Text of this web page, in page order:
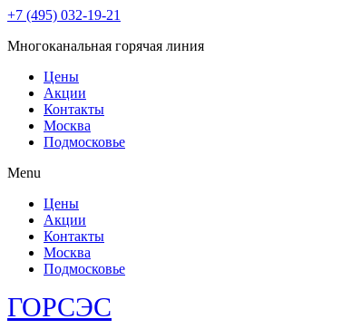
+7 (495) 032-19-21
Многоканальная горячая линия
Цены
Акции
Контакты
Москва
Подмосковье
Menu
Цены
Акции
Контакты
Москва
Подмосковье
ГОРСЭС